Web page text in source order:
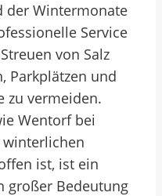
der Wintermonate
Service
von Salz
Parkplätzen und
zu vermeiden.
Wentorf bei
ist, ist ein
großer Bedeutung